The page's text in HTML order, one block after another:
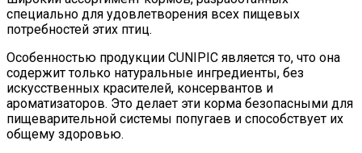
специально для удовлетворения всех пищевых
потребностей этих птиц.
Особенностью продукции CUNIPIC является то, что она
содержит только натуральные ингредиенты, без
искусственных красителей, консервантов и
ароматизаторов. Это делает эти корма безопасными для
пищеварительной системы попугаев и способствует их
общему здоровью.